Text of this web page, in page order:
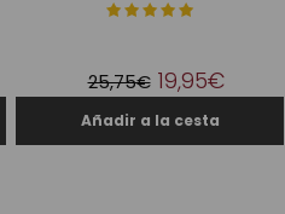
25,75€ 19,95€